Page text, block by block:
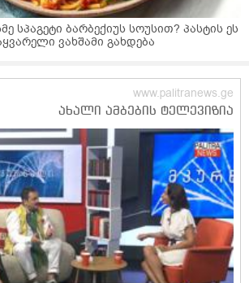
სპაგეტი ბარბექიუს სოუსით? პასტის ეს
ვახშამი გახდება